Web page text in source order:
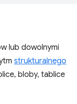
lub dowolnymi
strukturalnego
bloby, tablice